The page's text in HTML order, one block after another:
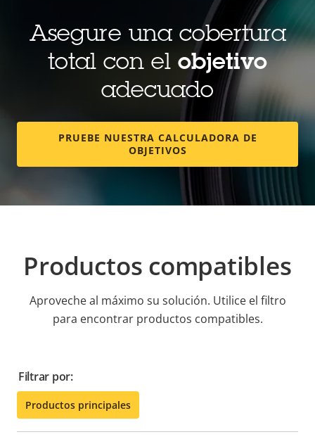
Asegure una cobertura
total con el objetivo
adecuado
PRUEBE NUESTRA CALCULADORA DE
OBJETIVOS
Productos compatibles
Aproveche al máximo su solución. Utilice el filtro
para encontrar productos compatibles.
Filtrar por:
Productos principales